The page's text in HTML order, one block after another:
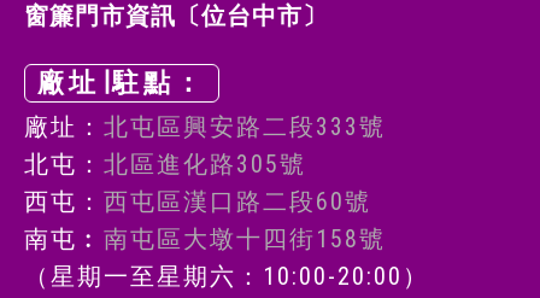
窗簾門市資訊〔位台中市〕
廠址∣駐點：
廠址： 北屯區興安路二段333號
北屯： 北區進化路305號
西屯： 西屯區漢口路二段60號
南屯︰ 南屯區大墩十四街158號
（星期一至星期六：10:00-20:00）